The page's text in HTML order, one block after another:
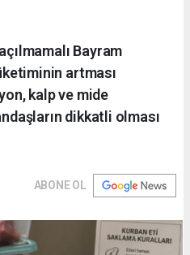
Bayram
artması
kalp ve mide
dikkatli olması
ABONE OL